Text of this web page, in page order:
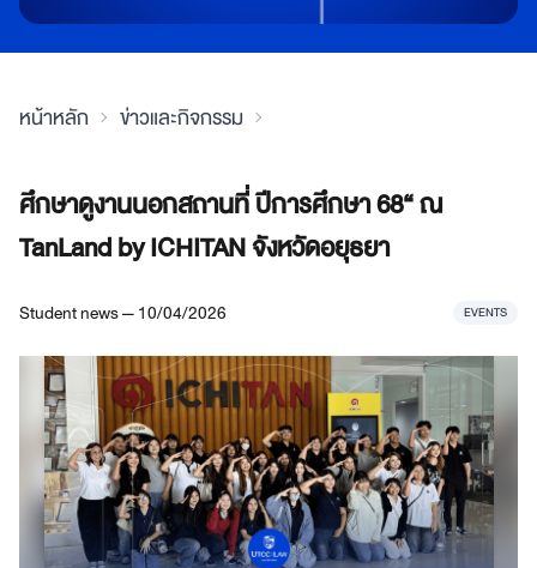
หน้าหลัก ข่าวและกิจกรรม
ศึกษาดูงานนอกสถานที่ ปีการศึกษา 68“ ณ
TanLand by ICHITAN จังหวัดอยุธยา
Student news — 10/04/2026 EVENTS